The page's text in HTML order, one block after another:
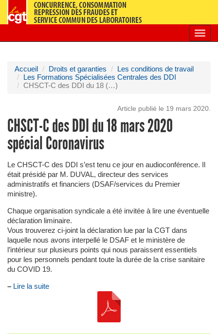
Accueil Droits et garanties
Les conditions de travail
Les Formations Spécialisées Centrales des DDI
CHSCT-C des DDI du 18 (…)
Article publié le 19 mars 2020.
CHSCT-C des DDI du 18 mars 2020
spécial Coronavirus
Le CHSCT-C des DDI s’est tenu ce jour en audioconférence. Il
était présidé par M. DUVAL, directeur des services
administratifs et financiers (DSAF/services du Premier
ministre).
Chaque organisation syndicale a été invitée à lire une éventuelle
déclaration liminaire.
Vous trouverez ci-joint la déclaration lue par la CGT dans
laquelle nous avons interpellé le DSAF et le ministère de
l’intérieur sur plusieurs points qui nous paraissent essentiels
pour les personnels pendant toute la durée de la crise sanitaire
du COVID 19.
– Lire la suite